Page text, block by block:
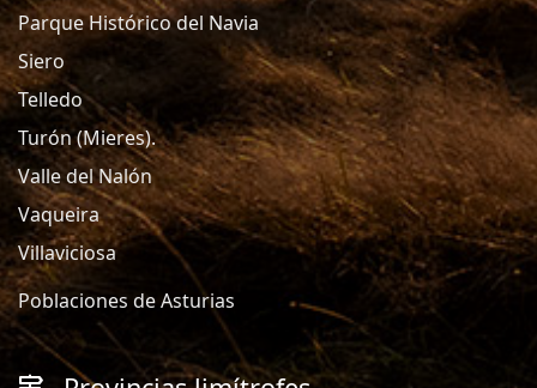
Parque Histórico del Navia
Siero
Telledo
Turón (Mieres).
Valle del Nalón
Vaqueira
Villaviciosa
Poblaciones de Asturias